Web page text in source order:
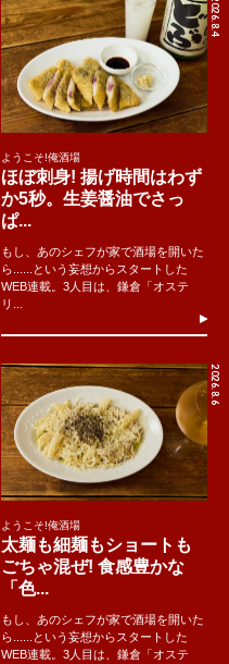
2026.8.4
ようこそ!俺酒場
ほぼ刺身! 揚げ時間はわず
か5秒。生姜醤油でさっ
ぱ...
もし、あのシェフが家で酒場を開いた
ら......という妄想からスタートした
WEB連載。3人目は、鎌倉「オステ
リ...
2026.8.6
ようこそ!俺酒場
太麺も細麺もショートも
ごちゃ混ぜ! 食感豊かな
「色...
もし、あのシェフが家で酒場を開いた
ら......という妄想からスタートした
WEB連載。3人目は、鎌倉「オステ